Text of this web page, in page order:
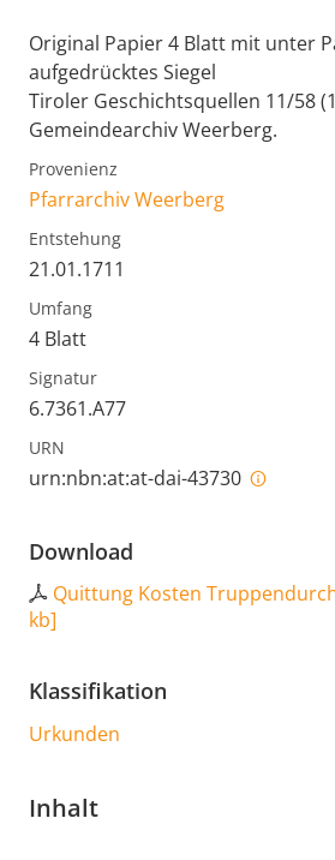
Original Papier 4 Blatt mit unter
aufgedrücktes Siegel
Tiroler Geschichtsquellen 11/58
Gemeindearchiv Weerberg.
Provenienz
Pfarrarchiv Weerberg
Entstehung
21.01.1711
Umfang
4 Blatt
Signatur
6.7361.A77
URN
urn:nbn:at:at-dai-43730
Download
Quittung Kosten
kb]
Klassifikation
Urkunden
Inhalt